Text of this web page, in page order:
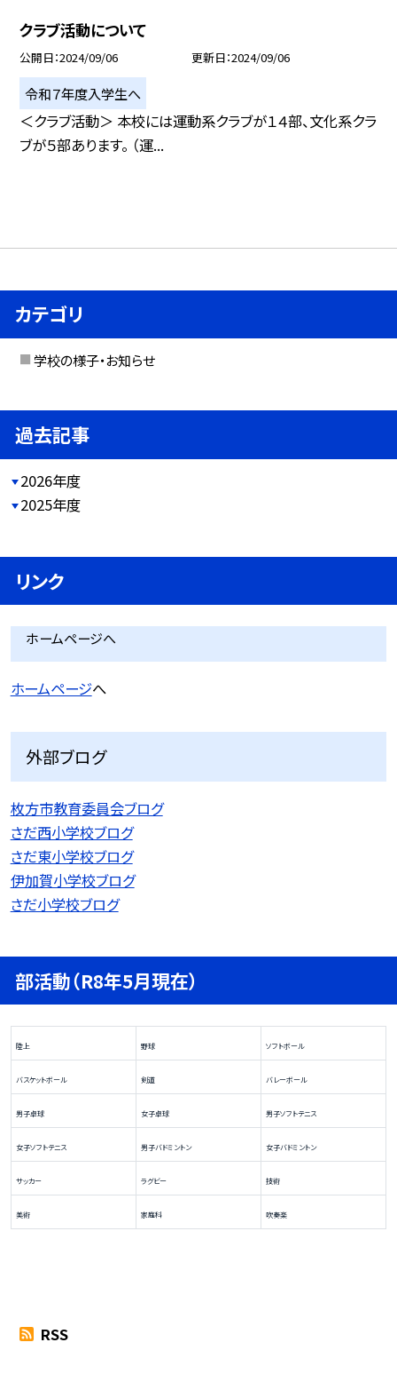
クラブ活動について
公開日 2024/09/06 更新日 2024/09/06
令和７年度入学生へ
＜クラブ活動＞ 本校には運動系クラブが１４部、文化系クラ
ブが５部あります。 （運...
カテゴリ
学校の様子・お知らせ
過去記事
2026年度
2025年度
リンク
ホームページへ
ホームページへ
外部ブログ
枚方市教育委員会ブログ
さだ西小学校ブログ
さだ東小学校ブログ
伊加賀小学校ブログ
さだ小学校ブログ
部活動（R8年5月現在）
陸上 野球 ソフトボール
バスケットボール 剣道 バレーボール
男子卓球 女子卓球 男子ソフトテニス
女子ソフトテニス 男子バドミントン 女子バドミントン
サッカー ラグビー 技術
美術 家庭科 吹奏楽
RSS